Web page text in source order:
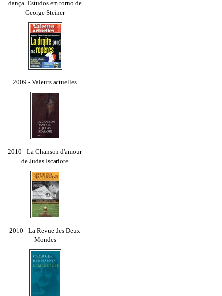
dança. Estudos em torno de
George Steiner
2009 - Valeurs actuelles
2010 - La Chanson d'amour
de Judas Iscariote
2010 - La Revue des Deux
Mondes